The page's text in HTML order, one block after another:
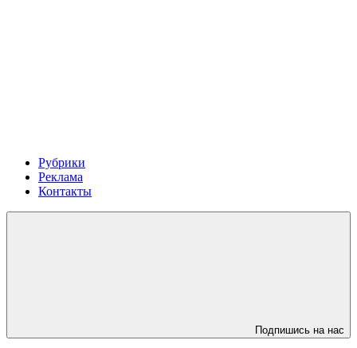
Рубрики
Реклама
Контакты
Подпишись на нас